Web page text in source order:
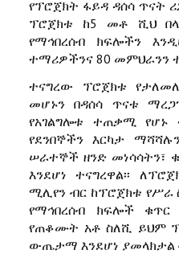
የፕሮጀክት ፋይዳ ዳሰሳ ጥናት
ፕሮጀክቱ ከ5 መቶ ሺህ
የማኅበረሰብ ክፍሎችን
ተማሪዎችንና 80 መምህራንን
ተናግረው ፕሮጀክቱ
መሆኑን በዳሰሳ ጥናቱ
የአገልግሎቱ ተጠቃሚ የሆኑ
የደንበኞችን እርካታ
ሠራተኞች ዘንድ መነሳሳትን፣
እንደሆነ ተናግረዋል፡፡
ሚሊየን ብር ከፕሮጀክቱ
የማኅበረሰብ ክፍሎች ቁጥር
የጠቆሙት አቶ ስለሺ ይህም
ውጤታማ እንደሆነ ያመላክታል